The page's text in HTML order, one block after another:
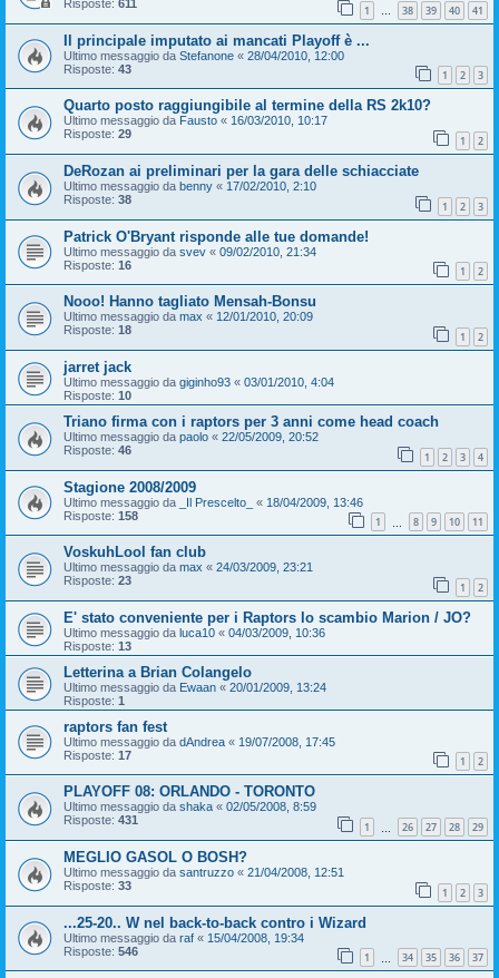
Risposte: 611 1 … 38 39 40 41
Il principale imputato ai mancati Playoff è ...
Ultimo messaggio da Stefanone « 28/04/2010, 12:00
Risposte: 43 1 2 3
Quarto posto raggiungibile al termine della RS 2k10?
Ultimo messaggio da Fausto « 16/03/2010, 10:17
Risposte: 29 1 2
DeRozan ai preliminari per la gara delle schiacciate
Ultimo messaggio da benny « 17/02/2010, 2:10
Risposte: 38 1 2 3
Patrick O'Bryant risponde alle tue domande!
Ultimo messaggio da svev « 09/02/2010, 21:34
Risposte: 16 1 2
Nooo! Hanno tagliato Mensah-Bonsu
Ultimo messaggio da max « 12/01/2010, 20:09
Risposte: 18 1 2
jarret jack
Ultimo messaggio da giginho93 « 03/01/2010, 4:04
Risposte: 10
Triano firma con i raptors per 3 anni come head coach
Ultimo messaggio da paolo « 22/05/2009, 20:52
Risposte: 46 1 2 3 4
Stagione 2008/2009
Ultimo messaggio da _Il Prescelto_ « 18/04/2009, 13:46
Risposte: 158 1 8 9 10 11
VoskuhLool fan club
Ultimo messaggio da max « 24/03/2009, 23:21
Risposte: 23 1 2
E' stato conveniente per i Raptors lo scambio Marion / JO?
Ultimo messaggio da luca10 « 04/03/2009, 10:36
Risposte: 13
Letterina a Brian Colangelo
Ultimo messaggio da Ewaan « 20/01/2009, 13:24
Risposte: 1
raptors fan fest
Ultimo messaggio da dAndrea « 19/07/2008, 17:45
Risposte: 17 1 2
PLAYOFF 08: ORLANDO - TORONTO
Ultimo messaggio da shaka « 02/05/2008, 8:59
Risposte: 431 1 26 27 28 29
MEGLIO GASOL O BOSH?
Ultimo messaggio da santruzzo « 21/04/2008, 12:51
Risposte: 33 1 2 3
...25-20.. W nel back-to-back contro i Wizard
Ultimo messaggio da raf « 15/04/2008, 19:34
Risposte: 546 1 34 35 36 37